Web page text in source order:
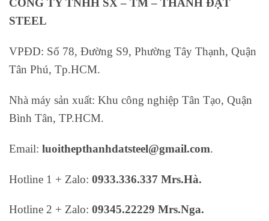
CÔNG TY TNHH SX – TM – THÀNH ĐẠT
STEEL
VPĐD: Số 78, Đường S9, Phường Tây Thạnh, Quận
Tân Phú, Tp.HCM.
Nhà máy sản xuất: Khu công nghiệp Tân Tạo, Quận
Bình Tân, TP.HCM.
Email: luoithepthanhdatsteel@gmail.com.
Hotline 1 + Zalo: 0933.336.337 Mrs.Hà.
Hotline 2 + Zalo: 09345.22229 Mrs.Nga.